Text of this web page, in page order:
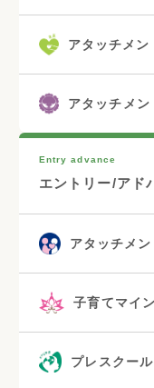
アタッチメン
アタッチメン
Entry advance
エントリー/アド
アタッチメ
子育てマイ
プレスクー